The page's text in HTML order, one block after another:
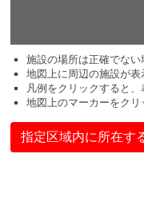
施設の場所は正確でない
地図上に周辺の施設が表
凡例をクリックすると
地図上のマーカーをク
指定区域内に所在す